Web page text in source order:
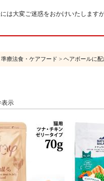
は大変ご迷惑をおかけいたしますが
準療法食・ケアフード > ヘアボールに
表示